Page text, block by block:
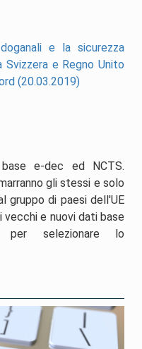
e la sicurezza
e Regno Unito
(20.03.2019)
e-dec ed NCTS.
gli stessi e solo
gruppo di paesi dell'UE
vecchi e nuovi dati base
per selezionare lo